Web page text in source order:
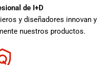
de I+D
y diseñadores innovan y
nuestros productos.